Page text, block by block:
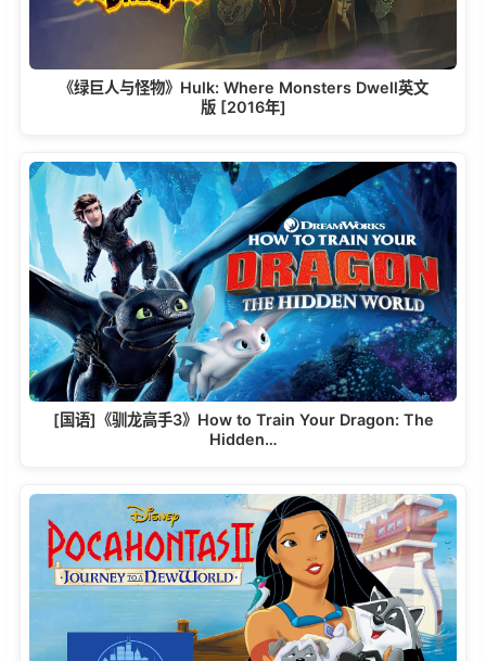
《绿巨人与怪物》Hulk: Where Monsters Dwell英文
版 [2016年]
[国语]《驯龙高手3》How to Train Your Dragon: The
Hidden…